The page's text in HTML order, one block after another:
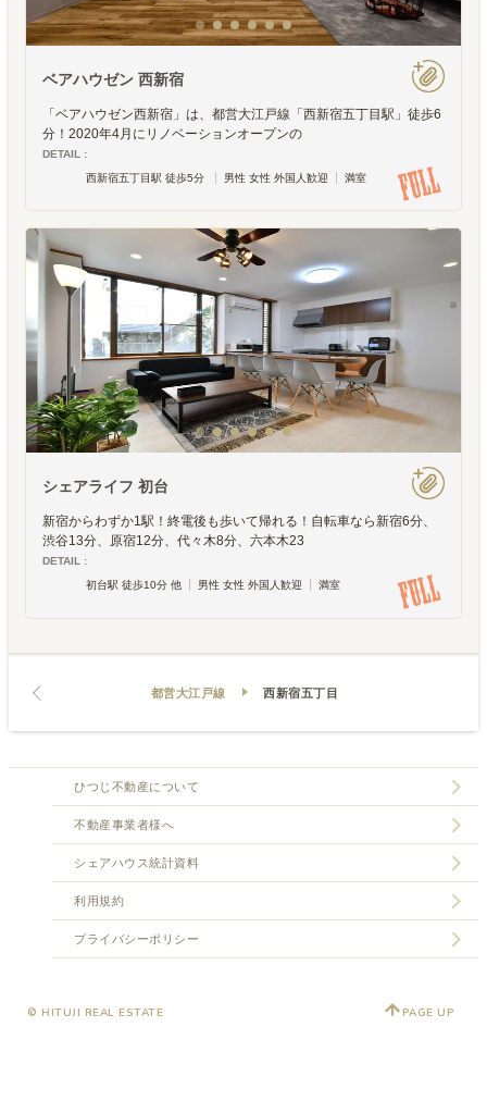
ベアハウゼン 西新宿
「ベアハウゼン西新宿」は、都営大江戸線「西新宿五丁目駅」徒歩6
分！2020年4月にリノベーションオープンの
DETAIL :
西新宿五丁目駅 徒歩5分
男性 女性 外国人歓迎 満室
シェアライフ 初台
新宿からわずか1駅！終電後も歩いて帰れる！自転車なら新宿6分、
渋谷13分、原宿12分、代々木8分、六本木23
DETAIL :
初台駅 徒歩10分 他
男性 女性 外国人歓迎 満室
都営大江戸線 西新宿五丁目
ひつじ不動産について
不動産事業者様へ
シェアハウス統計資料
利用規約
プライバシーポリシー
© HITUJI REAL ESTATE PAGE UP